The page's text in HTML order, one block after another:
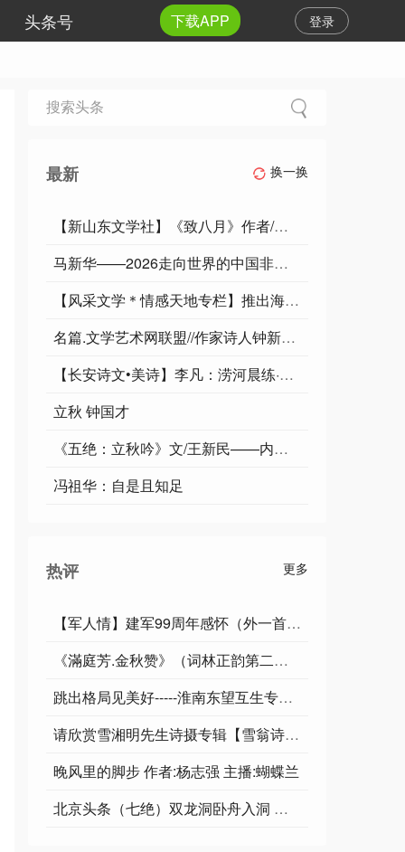
登录
头条号 下载APP
最新 换一换
【新山东文学社】《致八月》作者/云逍遥 主播/墨兰
马新华——2026走向世界的中国非遗名家
【风采文学＊情感天地专栏】推出海梦老师的文章/文字的意义‖诵读/燕子‖序列000211号
名篇.文学艺术网联盟//作家诗人钟新敏佳作《欣欣向荣》外一首
【长安诗文•美诗】李凡：涝河晨练·雨霁观钓
立秋 钟国才
《五绝：立秋吟》文/王新民——内蒙古
冯祖华：自是且知足
热评 更多
【军人情】建军99周年感怀（外一首）：图/文：吴永安（陕西汉中）
《滿庭芳.金秋赞》（词林正韵第二部江阳 依钦谱宴几道体） 作者：李玉桥/朗诵：茱萸
跳出格局见美好-----淮南东望互生专题/杨建城
请欣赏雪湘明先生诗摄专辑【雪翁诗影】
晚风里的脚步 作者:杨志强 主播:蝴蝶兰
北京头条（七绝）双龙洞卧舟入洞 文/李以民（江西鄱阳） || 东方《品语亭》诗社总社